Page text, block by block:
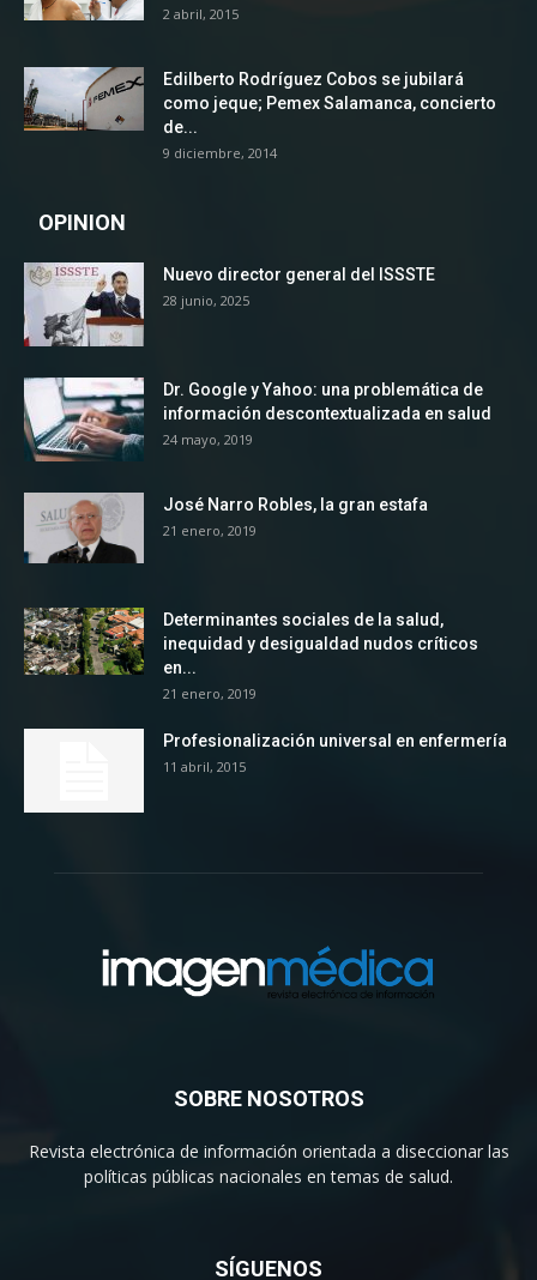
2 abril, 2015
Edilberto Rodríguez Cobos se jubilará
como jeque; Pemex Salamanca, concierto
de...
9 diciembre, 2014
OPINION
Nuevo director general del ISSSTE
28 junio, 2025
Dr. Google y Yahoo: una problemática de
información descontextualizada en salud
24 mayo, 2019
José Narro Robles, la gran estafa
21 enero, 2019
Determinantes sociales de la salud,
inequidad y desigualdad nudos críticos
en...
21 enero, 2019
Profesionalización universal en enfermería
11 abril, 2015
SOBRE NOSOTROS
Revista electrónica de información orientada a diseccionar las
políticas públicas nacionales en temas de salud.
SÍGUENOS